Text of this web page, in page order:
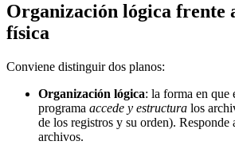
Organización lógica frente
física
Conviene distinguir dos planos:
Organización lógica: la forma en que
programa accede y estructura los
de los registros y su orden). Responde
archivos.